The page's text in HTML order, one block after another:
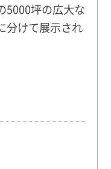
5000坪の広大な
分けて展示され